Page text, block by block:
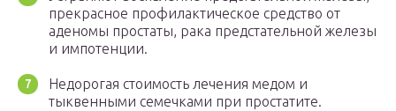
прекрасное профилактическое средство от
аденомы простаты, рака предстательной железы
и импотенции.
Недорогая стоимость лечения медом и
тыквенными семечками при простатите.